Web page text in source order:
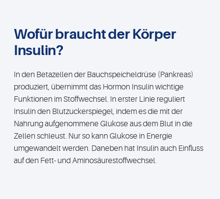
Wofür braucht der Körper
Insulin?
In den Betazellen der Bauchspeicheldrüse (Pankreas)
produziert, übernimmt das Hormon Insulin wichtige
Funktionen im Stoffwechsel. In erster Linie reguliert
Insulin den Blutzuckerspiegel, indem es die mit der
Nahrung aufgenommene Glukose aus dem Blut in die
Zellen schleust. Nur so kann Glukose in Energie
umgewandelt werden. Daneben hat Insulin auch Einfluss
auf den Fett- und Aminosäurestoffwechsel.